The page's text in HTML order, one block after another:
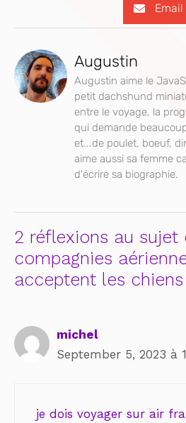
Email
Augustin
Augustin aime le
petit dachshund
entre le voyage, la
qui demande
et...de poulet, boeuf,
aime aussi sa femme
d'écrire sa biographie.
2 réflexions au sujet
compagnies
acceptent les chiens
michel
September 5, 2023 à
je dois voyager sur air